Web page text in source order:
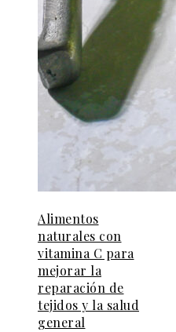
Alimentos
naturales con
vitamina C para
mejorar la
reparación de
tejidos y la salud
general